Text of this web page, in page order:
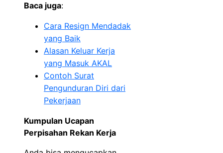
Baca juga:
Cara Resign Mendadak
yang Baik
Alasan Keluar Kerja
yang Masuk AKAL
Contoh Surat
Pengunduran Diri dari
Pekerjaan
Kumpulan Ucapan
Perpisahan Rekan Kerja